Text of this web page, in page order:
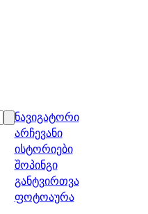
ნავიგატორი
არჩევანი
ისტორიები
შოპინგი
განტვირთვა
ფოტოაურა